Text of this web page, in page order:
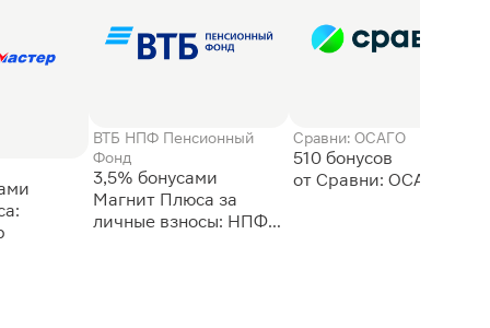
ВТБ НПФ Пенсионный
Фонд
3,5% бонусами
Магнит Плюса за
личные взносы: НПФ
Сравни: ОСАГО
510 бонусов